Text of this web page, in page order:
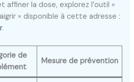
affiner la dose, explorez l’outil «
» disponible à cette adresse :
.
de
Mesure de prévention